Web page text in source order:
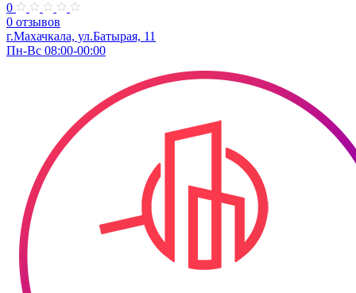
0
0 отзывов
г.Махачкала, ​ул.Батырая, 11
Пн-Вс 08:00-00:00